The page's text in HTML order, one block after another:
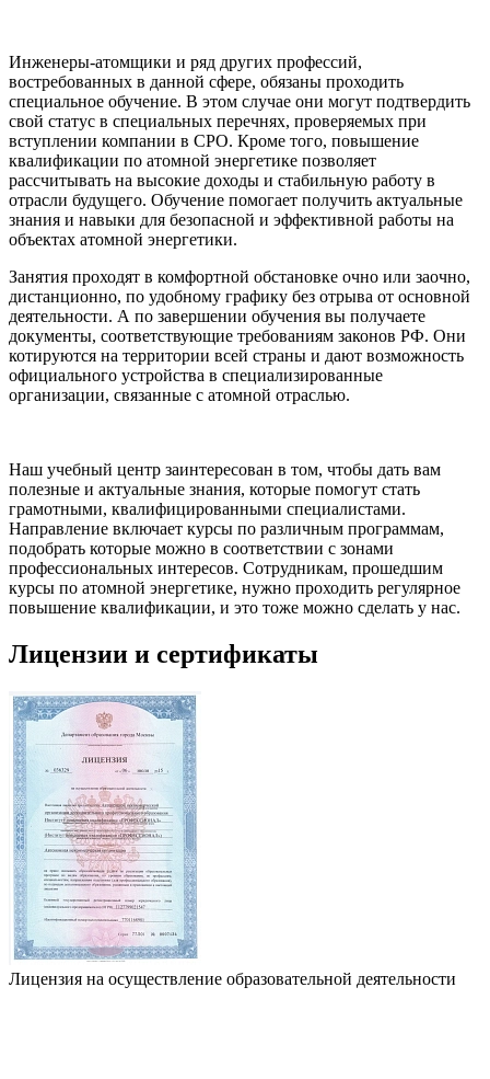
Инженеры-атомщики и ряд других профессий,
востребованных в данной сфере, обязаны проходить
специальное обучение. В этом случае они могут подтвердить
свой статус в специальных перечнях, проверяемых при
вступлении компании в СРО. Кроме того, повышение
квалификации по атомной энергетике позволяет
рассчитывать на высокие доходы и стабильную работу в
отрасли будущего. Обучение помогает получить актуальные
знания и навыки для безопасной и эффективной работы на
объектах атомной энергетики.
Занятия проходят в комфортной обстановке очно или заочно,
дистанционно, по удобному графику без отрыва от основной
деятельности. А по завершении обучения вы получаете
документы, соответствующие требованиям законов РФ. Они
котируются на территории всей страны и дают возможность
официального устройства в специализированные
организации, связанные с атомной отраслью.
Наш учебный центр заинтересован в том, чтобы дать вам
полезные и актуальные знания, которые помогут стать
грамотными, квалифицированными специалистами.
Направление включает курсы по различным программам,
подобрать которые можно в соответствии с зонами
профессиональных интересов. Сотрудникам, прошедшим
курсы по атомной энергетике, нужно проходить регулярное
повышение квалификации, и это тоже можно сделать у нас.
Лицензии и сертификаты
Лицензия на осуществление образовательной деятельности